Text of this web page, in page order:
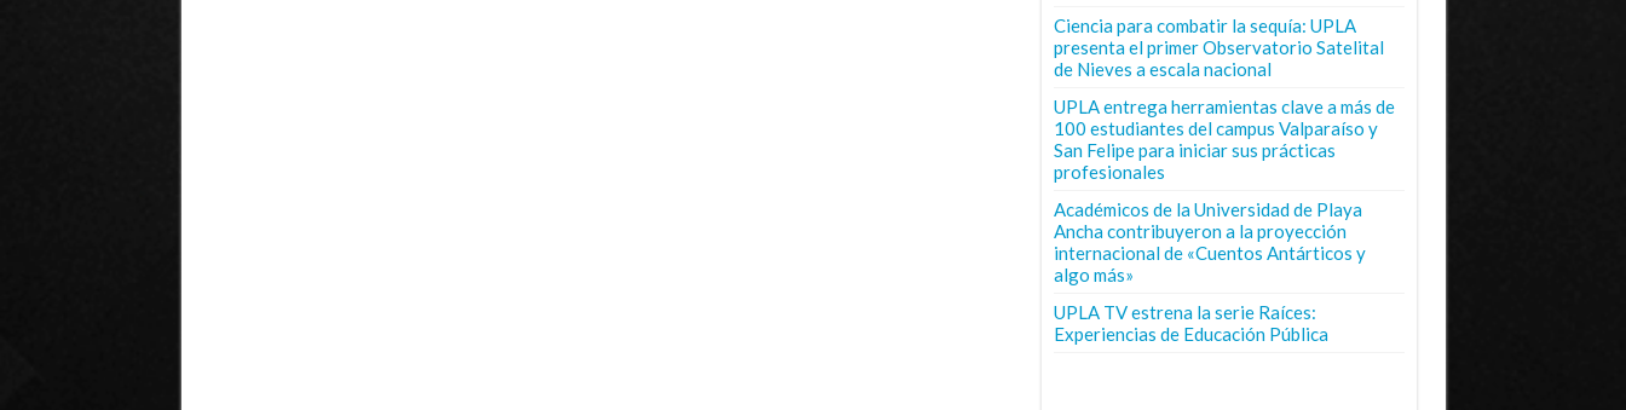
Ciencia para combatir la sequía: UPLA
presenta el primer Observatorio Satelital
de Nieves a escala nacional
UPLA entrega herramientas clave a más de
100 estudiantes del campus Valparaíso y
San Felipe para iniciar sus prácticas
profesionales
Académicos de la Universidad de Playa
Ancha contribuyeron a la proyección
internacional de «Cuentos Antárticos y
algo más»
UPLA TV estrena la serie Raíces:
Experiencias de Educación Pública